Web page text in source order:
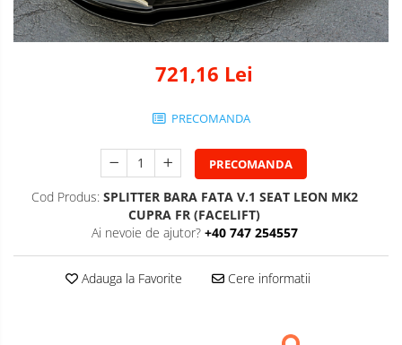
721,16 Lei
PRECOMANDA
PRECOMANDA
Cod Produs: SPLITTER BARA FATA V.1 SEAT LEON MK2
CUPRA FR (FACELIFT)
Ai nevoie de ajutor? +40 747 254557
Adauga la Favorite Cere informatii